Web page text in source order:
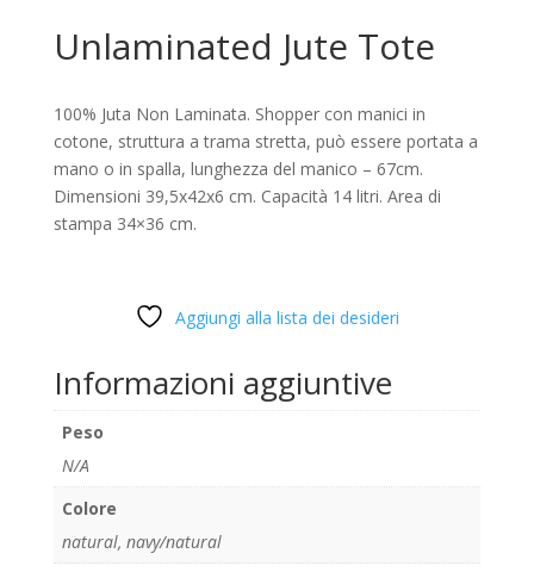
Unlaminated Jute Tote
100% Juta Non Laminata. Shopper con manici in
cotone, struttura a trama stretta, può essere portata a
mano o in spalla, lunghezza del manico – 67cm.
Dimensioni 39,5x42x6 cm. Capacità 14 litri. Area di
stampa 34×36 cm.
Aggiungi alla lista dei desideri
Informazioni aggiuntive
Peso
N/A
Colore
natural, navy/natural